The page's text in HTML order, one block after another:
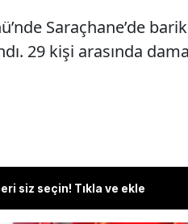
Saraçhane’de
29 kişi arasında
siz seçin! Tıkla ve ekle